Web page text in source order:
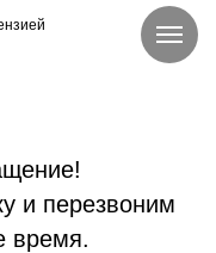
и перезвоним
время.